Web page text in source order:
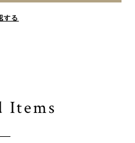
する
Items